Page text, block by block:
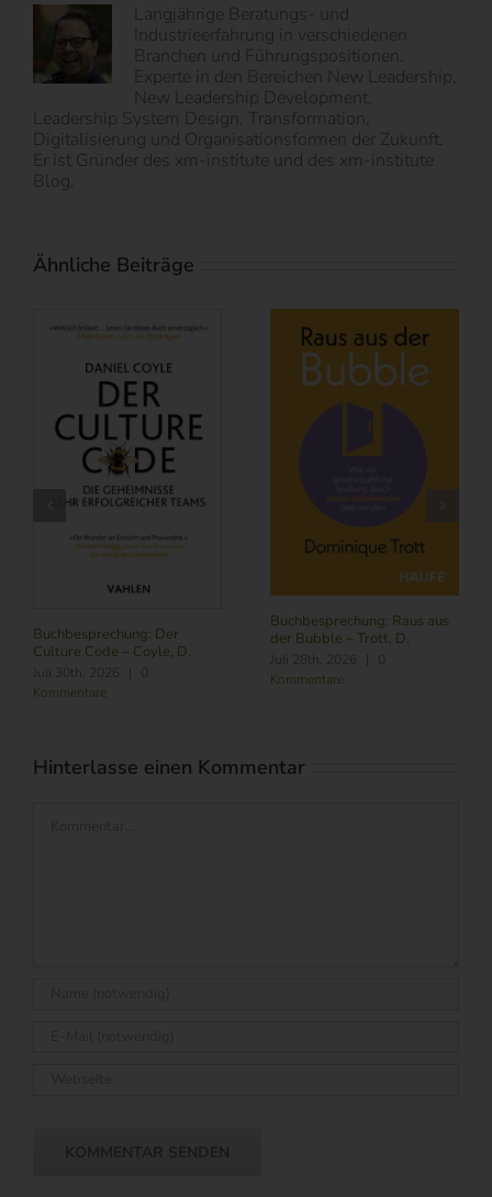
Langjährige Beratungs- und
Industrieerfahrung in verschiedenen
Branchen und Führungspositionen.
Experte in den Bereichen New Leadership,
New Leadership Development,
Leadership System Design, Transformation,
Digitalisierung und Organisationsformen der Zukunft.
Er ist Gründer des xm-institute und des xm-institute
Blog.
Ähnliche Beiträge
Buchbesprechung: Subscribe
Juli 24th, 2026
Kommentare
Buchbesprechung: Führung
im Zeitalter von KI – Butler,
R./ Nitschmann, J./ Becking,
August 6th, 2026
Hinterlasse einen Kommentar